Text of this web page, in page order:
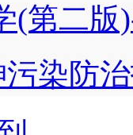
(第二
染防